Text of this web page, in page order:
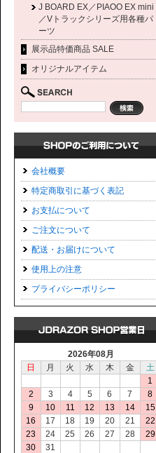
J BOARD EX／PIAOO EX mini
／Vトラックシリーズ用各種パ
ーツ
展示品特価商品 SALE
オリジナルアイテム
会社概要
特定商取引に基づく表記
お支払について
ご注文について
配送・お届けについて
使用上の注意
プライバシーポリシー
2026年08月
日
月 火 水 木 金
土
1
2
3 4 5 6 7
8
9
10 11 12 13 14
15
16
17 18 19 20 21
22
23
24 25 26 27 28
29
30
31